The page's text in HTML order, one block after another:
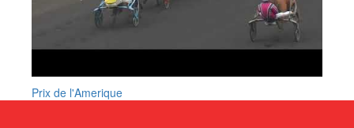
Prix de l'Amerique